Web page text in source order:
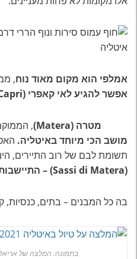
אמלפי הוא מקום מאוד נוח,
אפשר להגיע לאי קאפרי (Capri).
מטרה (Matera) ,
מושב הכי מיוחד באיטליה.
תשומת לבם של רוב התיירים,
(Sassi di Matera) – התיישבות עתיקה.
בה כל המבנים – בתים, כנסיות,
בתמונה: המלצה של אריאל על